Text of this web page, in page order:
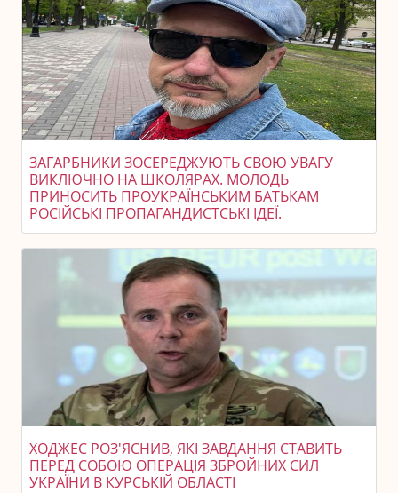
ЗАГАРБНИКИ ЗОСЕРЕДЖУЮТЬ СВОЮ УВАГУ
ВИКЛЮЧНО НА ШКОЛЯРАХ. МОЛОДЬ
ПРИНОСИТЬ ПРОУКРАЇНСЬКИМ БАТЬКАМ
РОСІЙСЬКІ ПРОПАГАНДИСТСЬКІ ІДЕЇ.
ХОДЖЕС РОЗ'ЯСНИВ, ЯКІ ЗАВДАННЯ СТАВИТЬ
ПЕРЕД СОБОЮ ОПЕРАЦІЯ ЗБРОЙНИХ СИЛ
УКРАЇНИ В КУРСЬКІЙ ОБЛАСТІ